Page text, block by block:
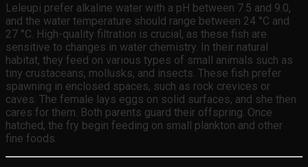
Leleupi prefer alkaline water with a pH between 7.5 and 9.0,
and the water temperature should range between 24 °C and
27 °C. High-quality filtration is crucial, as these fish are
sensitive to changes in water chemistry. In their natural
habitat, they feed on various types of small animals such as
tiny crustaceans, mollusks, and insects. These fish prefer
spawning in enclosed spaces, such as rock crevices or
caves. The female lays eggs on solid surfaces, and she then
cares for them. Both parents guard their offspring. Once
hatched, the fry begin feeding on small plankton and other
fine foods.